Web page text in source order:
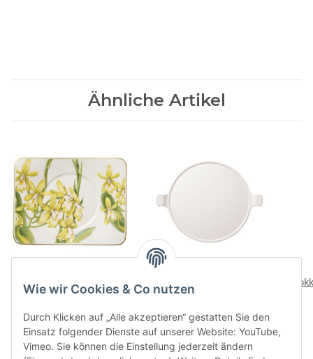
Ähnliche Artikel
32,00 CHF*
82,20 CHF
Wie wir Cookies & Co nutzen
Durch Klicken auf „Alle akzeptieren“ gestatten Sie den
Einsatz folgender Dienste auf unserer Website: YouTube,
Vimeo. Sie können die Einstellung jederzeit ändern